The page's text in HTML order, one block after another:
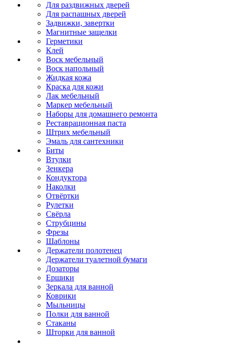
Для раздвижных дверей
Для распашных дверей
Задвижки, завертки
Магнитные защелки
Герметики
Клей
Воск мебельный
Воск напольный
Жидкая кожа
Краска для кожи
Лак мебельный
Маркер мебельный
Наборы для домашнего ремонта
Реставрационная паста
Штрих мебельный
Эмаль для сантехники
Биты
Втулки
Зенкера
Кондуктора
Наколки
Отвёртки
Рулетки
Свёрла
Струбцины
Фрезы
Шаблоны
Держатели полотенец
Держатели туалетной бумаги
Дозаторы
Ершики
Зеркала для ванной
Коврики
Мыльницы
Полки для ванной
Стаканы
Шторки для ванной